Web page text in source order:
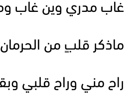
غاب مدري وين غاب
ماذكر قلبٍ من الحرمان
راح مني وراح قلبي